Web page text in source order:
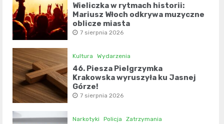
Wieliczka w rytmach historii:
Mariusz Włoch odkrywa muzyczne
oblicze miasta
7 sierpnia 2026
Kultura Wydarzenia
46. Piesza Pielgrzymka
Krakowska wyruszyła ku Jasnej
Górze!
7 sierpnia 2026
Narkotyki Policja Zatrzymania